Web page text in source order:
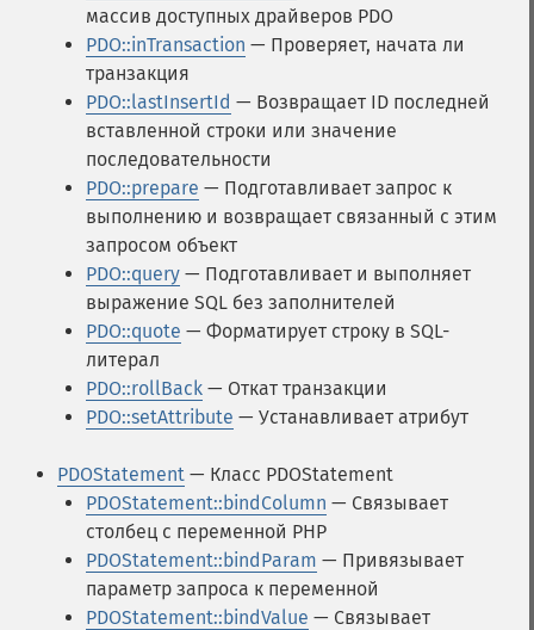
массив доступных драйверов PDO
PDO::inTransaction — Проверяет, начата ли
транзакция
PDO::lastInsertId — Возвращает ID последней
вставленной строки или значение
последовательности
PDO::prepare — Подготавливает запрос к
выполнению и возвращает связанный с этим
запросом объект
PDO::query — Подготавливает и выполняет
выражение SQL без заполнителей
PDO::quote — Форматирует строку в SQL-
литерал
PDO::rollBack — Откат транзакции
PDO::setAttribute — Устанавливает атрибут
PDOStatement — Класс PDOStatement
PDOStatement::bindColumn — Связывает
столбец с переменной PHP
PDOStatement::bindParam — Привязывает
параметр запроса к переменной
PDOStatement::bindValue — Связывает